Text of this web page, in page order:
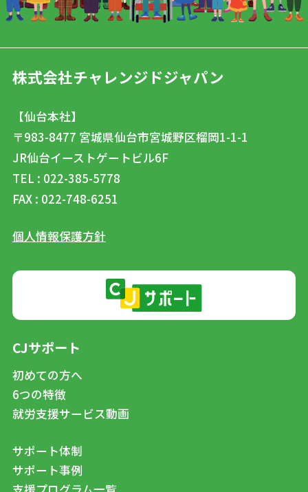
株式会社チャレンジドジャパン
【仙台本社】
〒983-8477 宮城県仙台市宮城野区榴岡1-1-1
JR仙台イーストゲートビル6F
TEL : 022-385-5778
FAX : 022-748-6251
個人情報保護方針
CJサポート
初めての方へ
6つの特徴
就労支援サービス動画
サポート体制
サポート事例